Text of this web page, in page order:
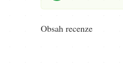
Obsah recenze